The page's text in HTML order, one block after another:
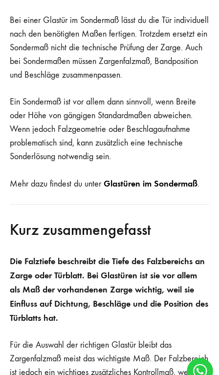
Bei einer Glastür im Sondermaß lässt du die Tür individuell
nach den benötigten Maßen fertigen. Trotzdem ersetzt ein
Sondermaß nicht die technische Prüfung der Zarge. Auch
bei Sondermaßen müssen Zargenfalzmaß, Bandposition
und Beschläge zusammenpassen.
Ein Sondermaß ist vor allem dann sinnvoll, wenn Breite
oder Höhe von gängigen Standardmaßen abweichen.
Wenn jedoch Falzgeometrie oder Beschlagaufnahme
problematisch sind, kann zusätzlich eine technische
Sonderlösung notwendig sein.
Mehr dazu findest du unterGlastüren im Sondermaß.
Kurz zusammengefasst
Die Falztiefe beschreibt die Tiefe des Falzbereichs an
Zarge oder Türblatt. Bei Glastüren ist sie vor allem
als Maß der vorhandenen Zarge wichtig, weil sie
Einfluss auf Dichtung, Beschläge und die Position des
Türblatts hat.
Für die Auswahl der richtigen Glastür bleibt das
Zargenfalzmaß meist das wichtigste Maß. Der Falzbereich
ist jedoch ein wichtiges zusätzliches Kontrollmaß, wenn